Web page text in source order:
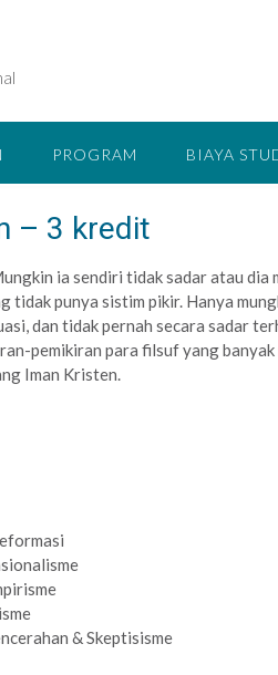
PROGRAM BIAYA
– 3 kredit
ia sendiri tidak sadar atau dia
punya sistim pikir. Hanya
dan tidak pernah secara sadar
pemikiran para filsuf yang
Iman Kristen.
& Skeptisisme